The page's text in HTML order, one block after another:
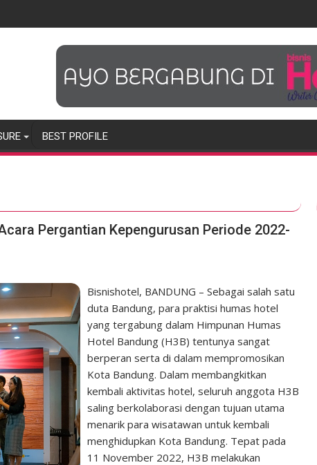
BEST PROFILE
Pergantian Kepengurusan Periode 2022-
Bisnishotel, BANDUNG – Sebagai salah satu
duta Bandung, para praktisi humas hotel
yang tergabung dalam Himpunan Humas
Hotel Bandung (H3B) tentunya sangat
berperan serta di dalam mempromosikan
Kota Bandung. Dalam membangkitkan
kembali aktivitas hotel, seluruh anggota H3B
saling berkolaborasi dengan tujuan utama
menarik para wisatawan untuk kembali
menghidupkan Kota Bandung. Tepat pada
11 November 2022, H3B melakukan